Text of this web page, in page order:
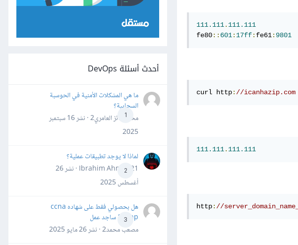
111.111. 111.111
fe80:: 601: 17ff: fe61: 9801
curl http: //icanhazip.com
111.111. 111.111
http: //
أحدث أسئلة DevOps
1
ما هي المشكلات الأمنية في الحوسبة
السحابية؟
محمد فائز العامري2 · نشر
16 سبتمبر
2025
2
لماذا لا يوجد تطبيقات عملية؟
Ibrahim Ahmed21 · نشر
26
أغسطس 2025
3
هل بحصولي فقط على شهاده ccna
&ccnp ساجد عمل
مصعب محمد2 · نشر
26 مايو 2025